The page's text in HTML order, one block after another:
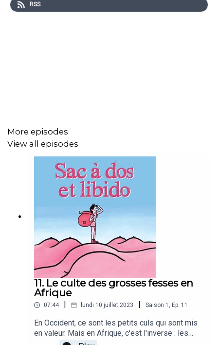
et de réalité ? On appelle Pascale Marie Milan
RSS
More episodes
View all episodes
11. Le culte des grosses fesses en
Afrique
07:44 | lundi 10 juillet 2023 | Saison 1 , Ep. 11
En Occident, ce sont les petits culs qui sont mis
en valeur. Mais en Afrique, c'est l'inverse : les